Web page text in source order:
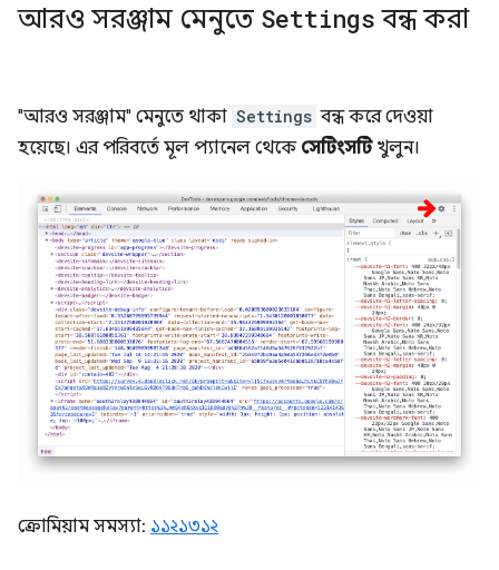
আরও সরঞ্জাম মেনুতে Settings বন্ধ করা
"আরও সরঞ্জাম" মেনুতে থাকা Settings বন্ধ করে দেওয়া
হয়েছে। এর পরিবর্তে মূল প্যানেল থেকে সেটিংসটিখুলুন।
ক্রোমিয়াম সমস্যা: ১১২১৩১২